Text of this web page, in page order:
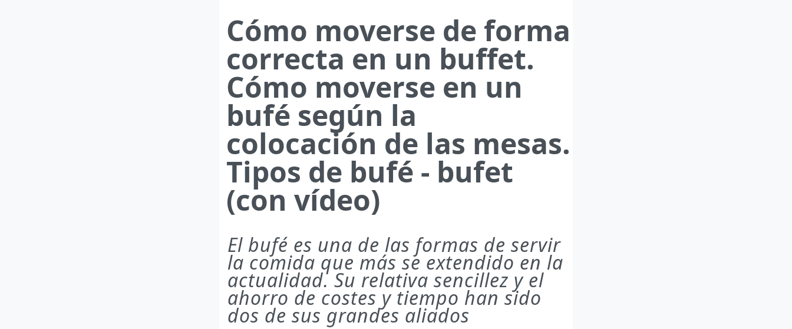
Cómo moverse de forma
correcta en un buffet.
Cómo moverse en un
bufé según la
colocación de las mesas.
Tipos de bufé - bufet
(con vídeo)
El bufé es una de las formas de servir
la comida que más se extendido en la
actualidad. Su relativa sencillez y el
ahorro de costes y tiempo han sido
dos de sus grandes aliados